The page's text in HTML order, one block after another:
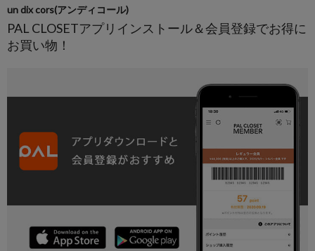
un dix cors(アンディコール)
PAL CLOSETアプリインストール＆会員登録でお得に
お買い物！